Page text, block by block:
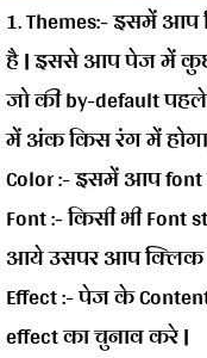
1. Themes:-इसमें आप
है | इससे आप पेज में
जो की by-default
में अंक किस रंग में
Color :-इसमें आप font
Font :-किसी भी
आये उसपर आप क्लिक
Effect :-पेज के
effect का चुनाव करे |